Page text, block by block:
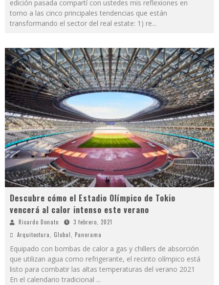
edición pasada compartí con ustedes mis reflexiones en
torno a las cinco principales tendencias que están
transformando el sector del real estate: 1) re...
Descubre cómo el Estadio Olímpico de Tokio
vencerá al calor intenso este verano
Ricardo Donato
3 febrero, 2021
Arquitectura, Global, Panorama
Equipado con bombas de calor a gas y chillers de absorción
que utilizan agua como refrigerante, el recinto olímpico está
listo para combatir las altas temperaturas del verano 2021
En el calendario tradicional ...